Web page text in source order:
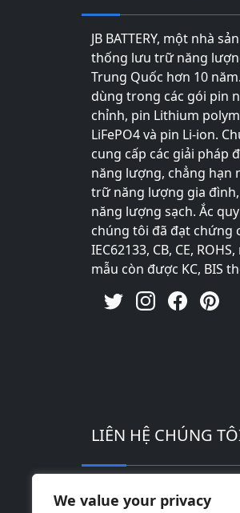
We value your privacy
JB BATTERY, một nhà
thống lưu trữ năng
Trung Quốc hơn 10
dùng trong các gói pin
chỉnh, pin Lithium
LiFePO4 và pin Li-ion.
cung cấp các giải pháp
năng lượng, chẳng hạn
trữ năng lượng gia
năng lượng sạch. Ắc
chúng tôi đã đạt chứng
IEC62133, CB, CE,
mẫu còn được KC, BIS
LIÊN HỆ CHÚNG
Địa chỉ: Khu công